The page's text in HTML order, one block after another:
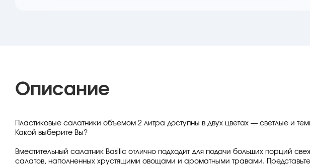
Описание
Пластиковые салатники объемом 2 литра доступны в двух цветах — светлые и
Какой выберите Вы?
Вместительный салатник Basilic отлично подходит для подачи больших порций
салатов, наполненных хрустящими овощами и ароматными травами.